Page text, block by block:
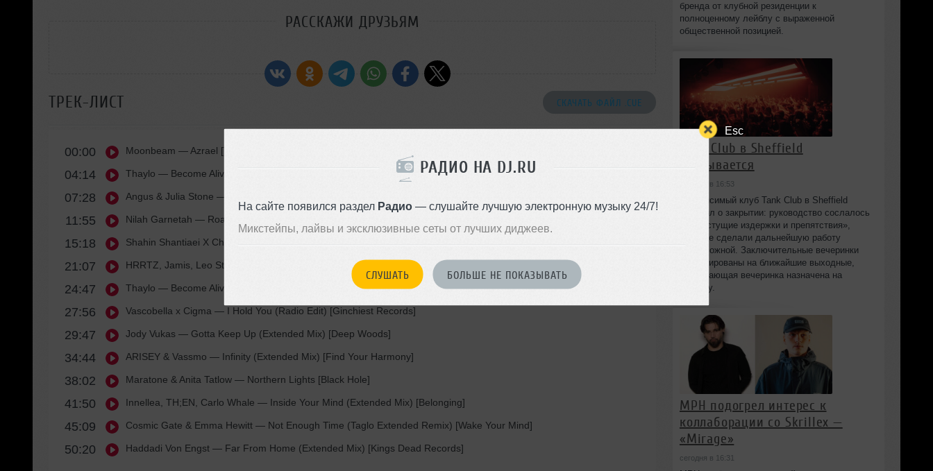
Esc
РАДИО НА DJ.RU
На сайте появился раздел Радио— слушайте лучшую электронную музыку 24/7!
Микстейпы, лайвы и эксклюзивные сеты от лучших диджеев.
СЛУШАТЬ БОЛЬШЕ НЕ ПОКАЗЫВАТЬ
РАССКАЖИ ДРУЗЬЯМ
ТРЕК-ЛИСТ СКАЧАТЬ ФАЙЛ .CUE
00:00 Moonbeam — Azrael [Topgun Records]
04:14 Thaylo — Become Alive (Extended Mix) [Purified]
07:28 Angus & Julia Stone — Big Jet Plane (Raphael Palacci Remix) [ABRACADABRA]
11:55 Nilah Garnetah — Road To Altai (Radio Edit) [Immersed]
15:18 Shahin Shantiaei X Charles Aznavour
21:07 HRRTZ, Jamis, Leo Stannard — Stormy Weather [Helix Records]
24:47 Thaylo — Become Alive (Extended Mix) [Purified]
27:56 Vascobella x Cigma — I Hold You (Radio Edit) [Ginchiest Records]
29:47 Jody Vukas — Gotta Keep Up (Extended Mix) [Deep Woods]
34:44 ARISEY & Vassmo — Infinity (Extended Mix) [Find Your Harmony]
38:02 Maratone & Anita Tatlow — Northern Lights [Black Hole]
41:50 Innellea, TH;EN, Carlo Whale — Inside Your Mind (Extended Mix) [Belonging]
45:09 Cosmic Gate & Emma Hewitt — Not Enough Time (Taglo Extended Remix) [Wake Your Mind]
50:20 Haddadi Von Engst — Far From Home (Extended Mix) [Kings Dead Records]
бренда от клубной резиденции к
полноценному лейблу с выраженной
общественной позицией.
Tank Club в Sheffield
закрывается
сегодня в 16:53
Независимый клуб Tank Club в Sheffield
объявил о закрытии: руководство сослалось
на «растущие издержки и препятствия»,
которые сделали дальнейшую работу
невозможной. Заключительные вечеринки
запланированы на ближайшие выходные,
закрывающая вечеринка назначена на
субботу.
MPH подогрел интерес к
коллаборации со Skrillex —
«Mirage»
сегодня в 16:31